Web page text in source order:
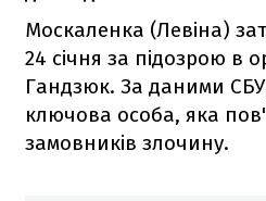
Москаленка (Левіна)
24 січня за підозрою в
Гандзюк. За даними
ключова особа, яка
замовників злочину.